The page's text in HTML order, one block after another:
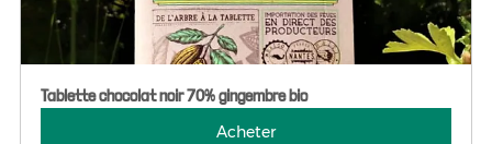
Tablette chocolat noir 70% gingembre bio
Acheter